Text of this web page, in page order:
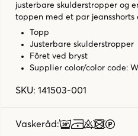
justerbare skulderstropper og
toppen med et par jeansshorts
Topp
Justerbare skulderstropper
Fôret ved bryst
Supplier color/color code:
SKU: 141503-001
Vaskeråd: